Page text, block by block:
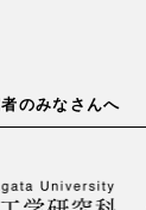
のみなさんへ